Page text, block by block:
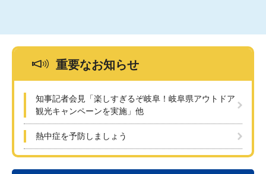
重要なお知らせ
知事記者会見「楽しすぎるぞ岐阜！岐阜県アウトドア
観光キャンペーンを実施」他
熱中症を予防しましょう